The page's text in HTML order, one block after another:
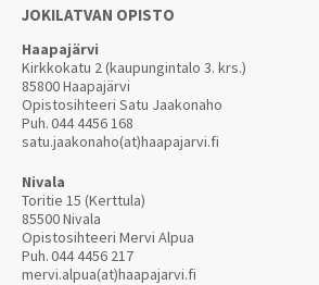
JOKILATVAN OPISTO
Haapajärvi
Kirkkokatu 2 (kaupungintalo 3. krs.)
85800 Haapajärvi
Opistosihteeri Satu Jaakonaho
Puh.044 4456 168
satu.jaakonaho(at)haapajarvi.fi
Nivala
Toritie 15 (Kerttula)
85500 Nivala
Opistosihteeri Mervi Alpua
Puh.044 4456 217
mervi.alpua(at)haapajarvi.fi